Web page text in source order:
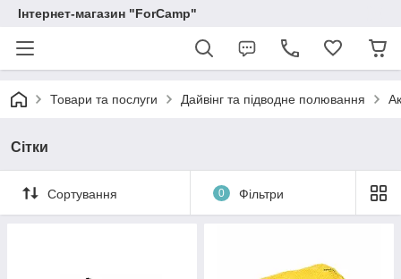
Інтернет-магазин "ForCamp"
Товари та послуги Дайвінг та підводне полювання
Сітки
Сортування 0 Фільтри